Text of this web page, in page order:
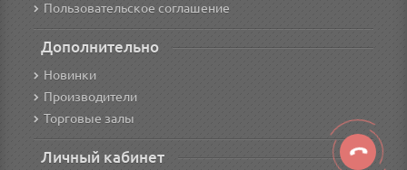
Пользовательское соглашение
Дополнительно
Новинки
Производители
Торговые залы
Личный кабинет